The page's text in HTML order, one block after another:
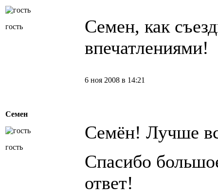
гость
Семен, как
впечатлениями!
Семен
гость
6 ноя 2008 в 14:21
Семён! Лучше
Спасибо
ответ!